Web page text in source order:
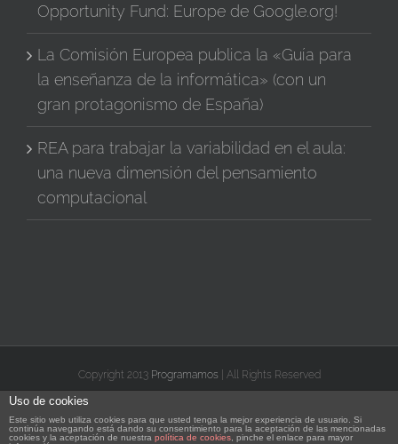
Opportunity Fund: Europe de Google.org!
La Comisión Europea publica la «Guía para
la enseñanza de la informática» (con un
gran protagonismo de España)
REA para trabajar la variabilidad en el aula:
una nueva dimensión del pensamiento
computacional
Copyright 2013 Programamos | All Rights Reserved
electrónico
Uso de cookies
Este sitio web utiliza cookies para que usted tenga la mejor experiencia de usuario. Si
continúa navegando está dando su consentimiento para la aceptación de las mencionadas
cookies y la aceptación de nuestra política de cookies , pinche el enlace para mayor